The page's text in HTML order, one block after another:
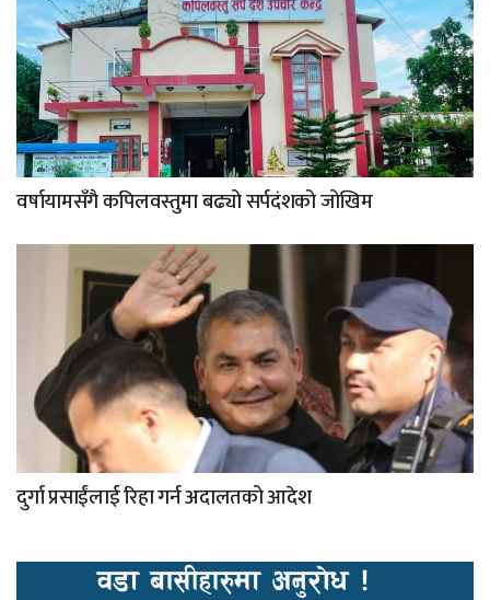
वर्षायामसँगै कपिलवस्तुमा बढ्यो सर्पदंशको जोखिम
दुर्गा प्रसाईंलाई रिहा गर्न अदालतको आदेश